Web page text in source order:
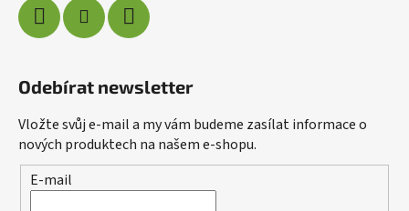
Odebírat newsletter
Vložte svůj e-mail a my vám budeme zasílat informace o
nových produktech na našem e-shopu.
E-mail